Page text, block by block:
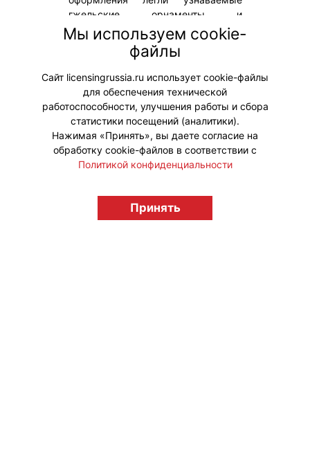
гжельские орнаменты и
классическая сине-белая гамма,
превратившая привычный
транспорт в передвижные арт-
объекты.
#Коллаборации
licensingrussia.ru, 2009-2026 12+
Мы используем cookie-
файлы
Сайт licensingrussia.ru использует cookie-файлы
для обеспечения технической
работоспособности, улучшения работы и сбора
статистики посещений (аналитики).
Нажимая «Принять», вы даете согласие на
обработку cookie-файлов в соответствии с
Политикой конфиденциальности
Принять